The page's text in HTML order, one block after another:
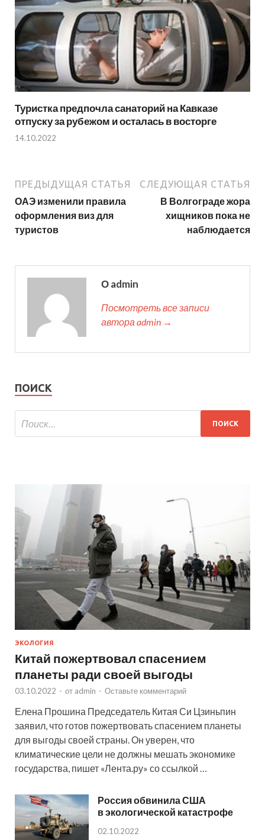
Туристка предпочла санаторий на Кавказе
отпуску за рубежом и осталась в восторге
14.10.2022
ПРЕДЫДУЩАЯ СТАТЬЯ
ОАЭ изменили правила
оформления виз для
туристов
СЛЕДУЮЩАЯ СТАТЬЯ
В Волгограде жора
хищников пока не
наблюдается
О admin
Посмотреть все записи
автора admin →
ПОИСК
ЭКОЛОГИЯ
Китай пожертвовал спасением
планеты ради своей выгоды
03.10.2022 - от admin - Оставьте комментарий
Елена Прошина Председатель Китая Си Цзиньпин
заявил, что готов пожертвовать спасением планеты
для выгоды своей страны. Он уверен, что
климатические цели не должны мешать экономике
государства, пишет «Лента.ру» со ссылкой …
Россия обвинила США
в экологической катастрофе
02.10.2022